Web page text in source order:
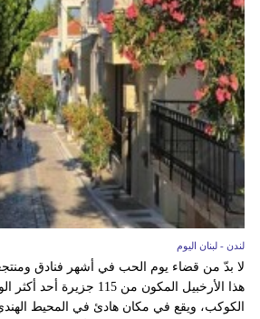
لندن - لبنان اليوم
لا بدّ من قضاء يوم الحب في أشهر فنادق
هذا الأرخبيل المكون من 115